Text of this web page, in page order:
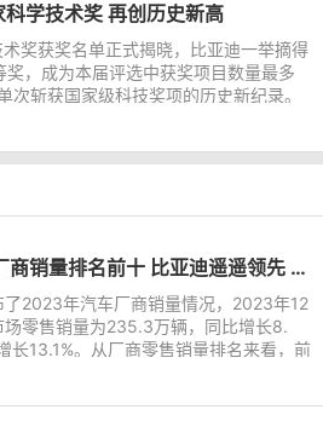
学技术奖 再创历史新高
奖获奖名单正式揭晓，比亚迪一举摘得
，成为本届评选中获奖项目数量最多
次斩获国家级科技奖项的历史新纪录。
2023年厂商销量排名前十 比亚迪遥遥领先 长城垫底
了2023年汽车厂商销量情况，2023年12
场零售销量为235.3万辆，同比增长8.
长13.1%。从厂商零售销量排名来看，前
为比亚迪、一汽-大众、上汽大众、吉